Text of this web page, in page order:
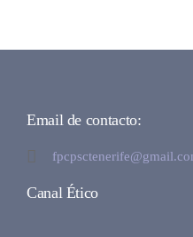
Email de contacto:
Canal Ético